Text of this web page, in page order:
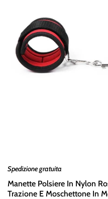
Spedizione gratuita
Manette Polsiere In Nylon
Trazione E Moschettone In